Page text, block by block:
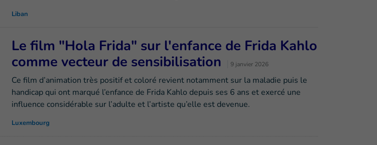
Liban
Le film "Hola Frida" sur l'enfance de Frida Kahlo
comme vecteur de sensibilisation
9 janvier 2026
Ce film d’animation très positif et coloré revient notamment sur la maladie puis le
handicap qui ont marqué l’enfance de Frida Kahlo depuis ses 6 ans et exercé une
influence considérable sur l’adulte et l’artiste qu’elle est devenue.
Luxembourg